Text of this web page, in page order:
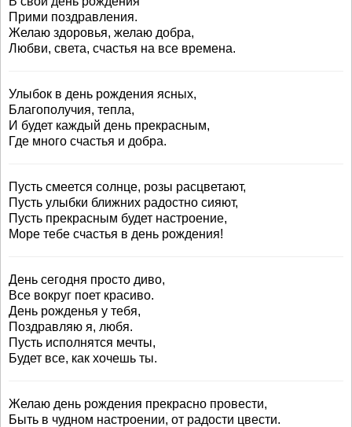
Прими поздравления.
Желаю здоровья, желаю добра,
Любви, света, счастья на все времена.
Улыбок в день рождения ясных,
Благополучия, тепла,
И будет каждый день прекрасным,
Где много счастья и добра.
Пусть смеется солнце, розы расцветают,
Пусть улыбки ближних радостно сияют,
Пусть прекрасным будет настроение,
Море тебе счастья в день рождения!
День сегодня просто диво,
Все вокруг поет красиво.
День рожденья у тебя,
Поздравляю я, любя.
Пусть исполнятся мечты,
Будет все, как хочешь ты.
Желаю день рождения прекрасно провести,
Быть в чудном настроении, от радости цвести.